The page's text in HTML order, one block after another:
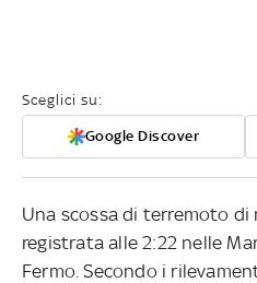
Sceglici su:
Google Discover
Una scossa di terremoto
registrata alle 2:22 nelle
Fermo. Secondo i